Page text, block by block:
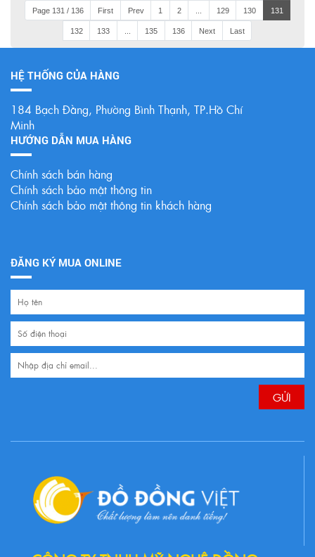
Page 131 / 136 First Prev 1 2 129 130 131
132 133 135 136 Next Last
HỆ THỐNG CỦA HÀNG
184 Bạch Đằng, Phường Bình Thạnh, TP.Hồ Chí
Minh
HƯỚNG DẪN MUA HÀNG
Chính sách bán hàng
Chính sách bảo mật thông tin
Chính sách bảo mật thông tin khách hàng
ĐĂNG KÝ MUA ONLINE